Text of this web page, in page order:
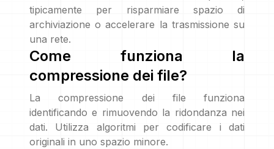
tipicamente per risparmiare spazio di
archiviazione o accelerare la trasmissione su
una rete.
Come funziona la
compressione dei file?
La compressione dei file funziona
identificando e rimuovendo la ridondanza nei
dati. Utilizza algoritmi per codificare i dati
originali in uno spazio minore.